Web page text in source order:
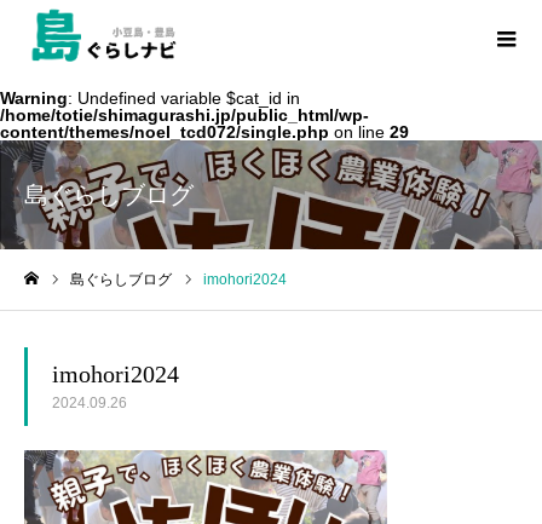
Warning: Undefined variable $cat_id in
/home/totie/shimagurashi.jp/public_html/wp-
content/themes/noel_tcd072/single.php on line 29
島ぐらしブログ
島ぐらしブログ imohori2024
imohori2024
2024.09.26